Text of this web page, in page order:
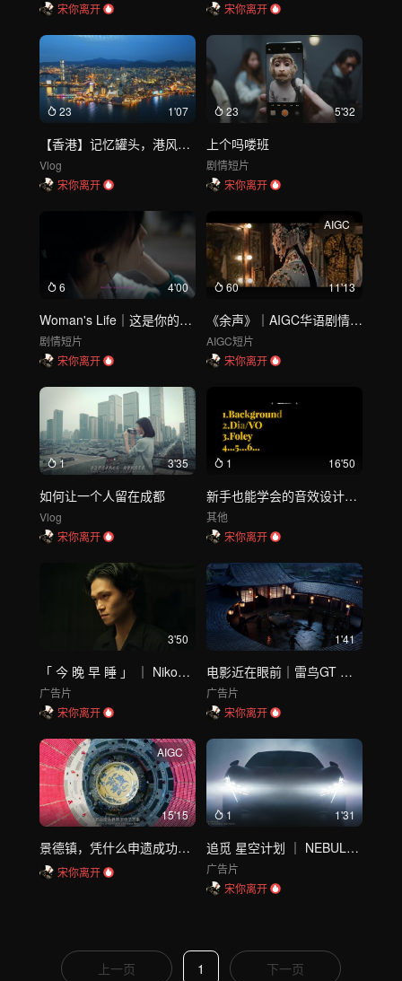
宋你离开
宋你离开
23 1'07
【香港】记忆罐头，港风创意短片
Vlog
宋你离开
23 5'32
上个吗喽班
剧情短片
宋你离开
6 4'00
Woman's Life｜这是你的故事
剧情短片
宋你离开
AIGC
60 11'13
《余声》｜AIGC华语剧情短片
AIGC短片
宋你离开
1 3'35
如何让一个人留在成都
Vlog
宋你离开
1 16'50
新手也能学会的音效设计！一秒变大片【干货】
其他
宋你离开
3'50
「 今 晚 早 睡 」 ｜ Nikon Z8
广告片
宋你离开
1'41
电影近在眼前｜雷鸟GT MAX
广告片
宋你离开
AIGC
15'15
景德镇，凭什么申遗成功？（申遗办 × 腾讯游戏 × 腾讯SSV × 星球研究所）
宋你离开
1 1'31
追觅 星空计划 ｜ NEBULA NEXT CONCEPT
广告片
宋你离开
上一页 1 下一页